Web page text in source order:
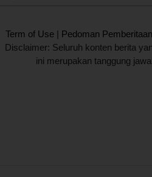
Term of Use | Pedoman
Disclaimer: Seluruh konten berita
ini merupakan tanggung